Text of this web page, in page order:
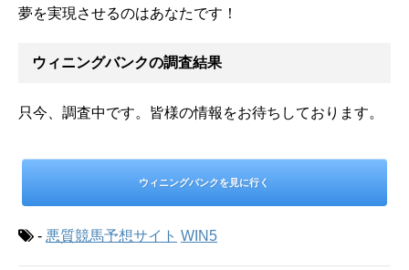
夢を実現させるのはあなたです！
ウィニングバンクの調査結果
只今、調査中です。皆様の情報をお待ちしております。
ウィニングバンクを見に行く
- 悪質競馬予想サイト WIN5